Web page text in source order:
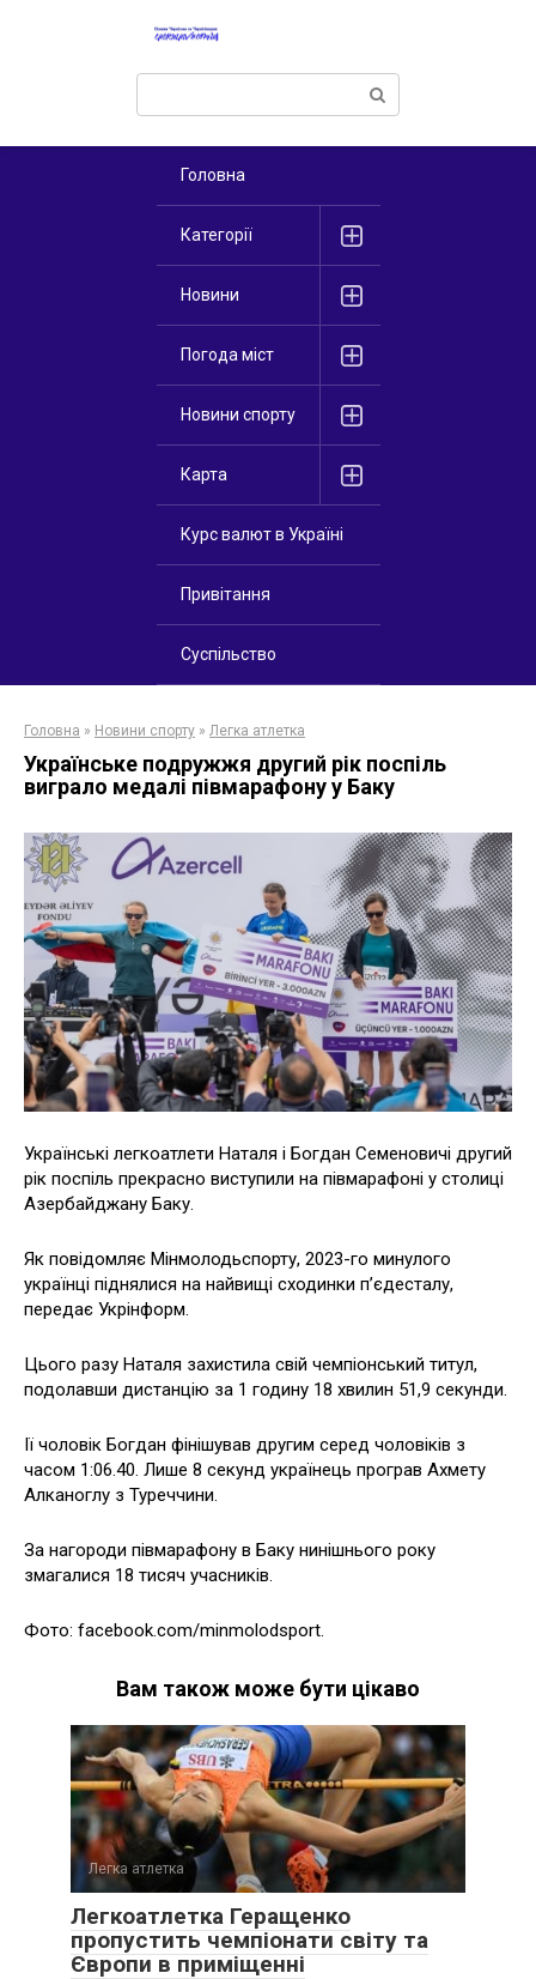
Поиск:
Головна
Категорії
Новини
Погода міст
Новини спорту
Карта
Курс валют в Україні
Привітання
Суспільство
Головна » Новини спорту » Легка атлетка
Українське подружжя другий рік поспіль
виграло медалі півмарафону у Баку
Українські легкоатлети Наталя і Богдан Семеновичі другий
рік поспіль прекрасно виступили на півмарафоні у столиці
Азербайджану Баку.
Як повідомляє Мінмолодьспорту, 2023-го минулого
українці піднялися на найвищі сходинки п’єдесталу,
передає Укрінформ.
Цього разу Наталя захистила свій чемпіонський титул,
подолавши дистанцію за 1 годину 18 хвилин 51,9 секунди.
Ії чоловік Богдан фінішував другим серед чоловіків з
часом 1:06.40. Лише 8 секунд українець програв Ахмету
Алканоглу з Туреччини.
За нагороди півмарафону в Баку нинішнього року
змагалися 18 тисяч учасників.
Фото: facebook.com/minmolodsport.
Вам також може бути цікаво
Легка атлетка
Легкоатлетка Геращенко
пропустить чемпіонати світу та
Європи в приміщенні